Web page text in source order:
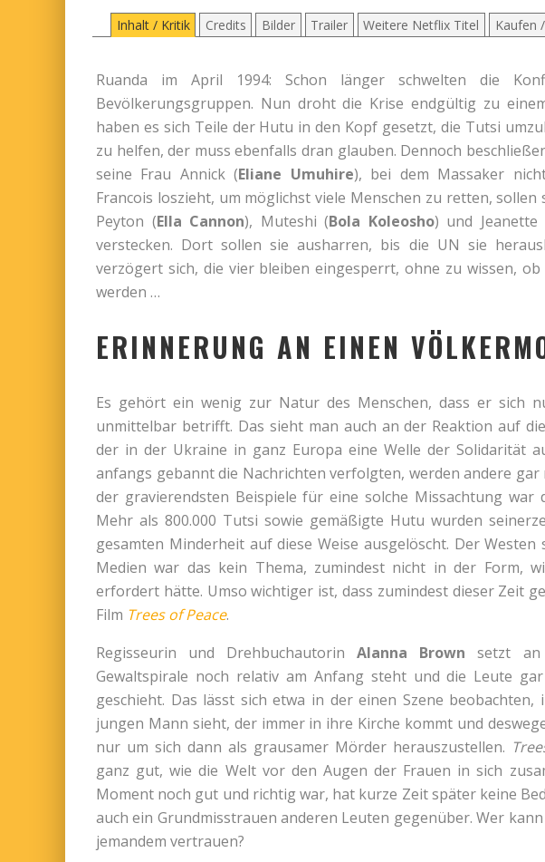
Inhalt / Kritik Credits Bilder Trailer Weitere Netflix Titel Kaufen
Ruanda im April 1994: Schon länger schwelten die
Bevölkerungsgruppen. Nun droht die Krise endgültig zu
haben es sich Teile der Hutu in den Kopf gesetzt, die Tutsi
zu helfen, der muss ebenfalls dran glauben. Dennoch
seine Frau Annick (Eliane Umuhire), bei dem Massaker
Francois loszieht, um möglichst viele Menschen zu retten, sollen
Peyton (Ella Cannon), Muteshi (Bola Koleosho) und Jeanette
verstecken. Dort sollen sie ausharren, bis die UN sie
verzögert sich, die vier bleiben eingesperrt, ohne zu wissen,
werden …
ERINNERUNG AN EINEN
Es gehört ein wenig zur Natur des Menschen, dass er sich
unmittelbar betrifft. Das sieht man auch an der Reaktion auf
der in der Ukraine in ganz Europa eine Welle der Solidarität
anfangs gebannt die Nachrichten verfolgten, werden andere gar
der gravierendsten Beispiele für eine solche Missachtung war
Mehr als 800.000 Tutsi sowie gemäßigte Hutu wurden
gesamten Minderheit auf diese Weise ausgelöscht. Der
Medien war das kein Thema, zumindest nicht in der Form,
erfordert hätte. Umso wichtiger ist, dass zumindest dieser Zeit
Film Trees of Peace.
Regisseurin und DrehbuchautorinAlanna Brown setzt
Gewaltspirale noch relativ am Anfang steht und die Leute
geschieht. Das lässt sich etwa in der einen Szene
jungen Mann sieht, der immer in ihre Kirche kommt und
nur um sich dann als grausamer Mörder herauszustellen.
ganz gut, wie die Welt vor den Augen der Frauen in sich
Moment noch gut und richtig war, hat kurze Zeit später keine
auch ein Grundmisstrauen anderen Leuten gegenüber. Wer
jemandem vertrauen?